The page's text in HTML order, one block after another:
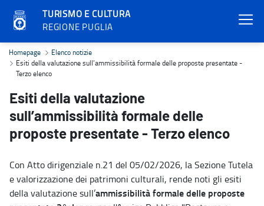
TURISMO E CULTURA
REGIONE PUGLIA
Esiti della valutazione sull’ammissibilità formale delle proposte
Homepage
Elenco notizie
Esiti della valutazione sull’ammissibilità formale delle proposte presentate -
Terzo elenco
Esiti della valutazione
sull’ammissibilità formale delle
proposte presentate - Terzo elenco
Con Atto dirigenziale n.21 del 05/02/2026, la Sezione Tutela
e valorizzazione dei patrimoni culturali, rende noti gli esiti
della valutazione sull’ammissibilità formale delle proposte